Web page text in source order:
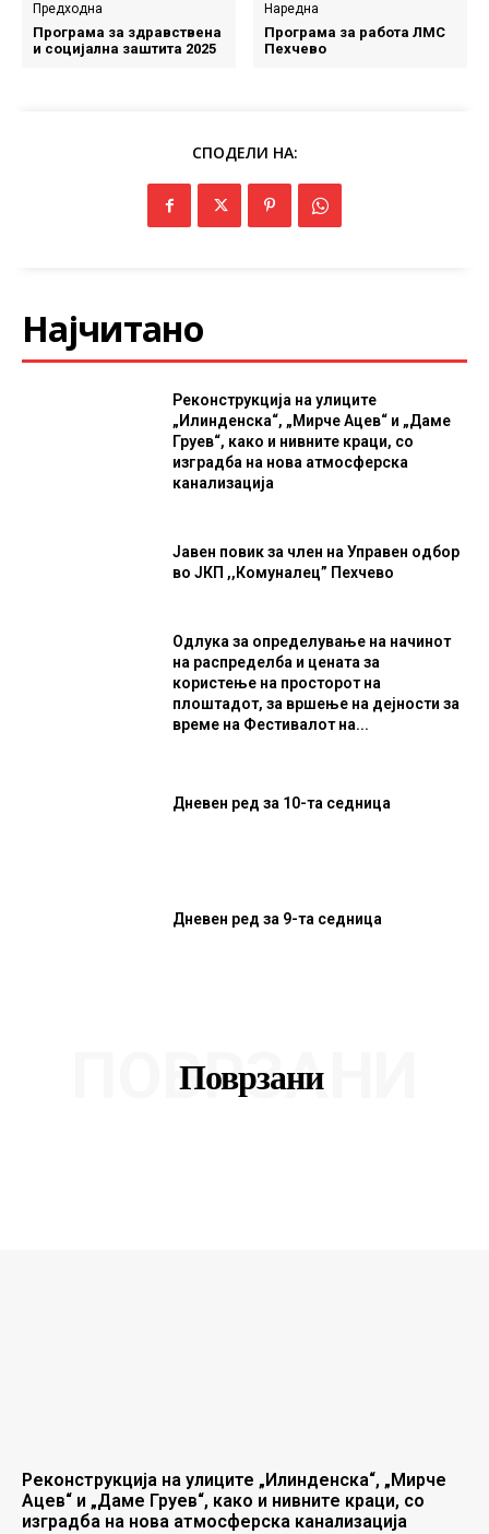
Предходна
Програма за здравствена
и социјална заштита 2025
Наредна
Програма за работа ЛМС
Пехчево
СПОДЕЛИ НА:
Најчитано
Реконструкција на улиците
„Илинденска“, „Мирче Ацев“ и „Даме
Груев“, како и нивните краци, со
изградба на нова атмосферска
канализација
Јавен повик за член на Управен одбор
во ЈКП ,,Комуналец” Пехчево
Одлука за определување на начинот
на распределба и цената за
користење на просторот на
плоштадот, за вршење на дејности за
време на Фестивалот на...
Дневен ред за 10-та седница
Дневен ред за 9-та седница
Поврзани
ПОВРЗАНИ
Реконструкција на улиците „Илинденска“, „Мирче
Ацев“ и „Даме Груев“, како и нивните краци, со
изградба на нова атмосферска канализација